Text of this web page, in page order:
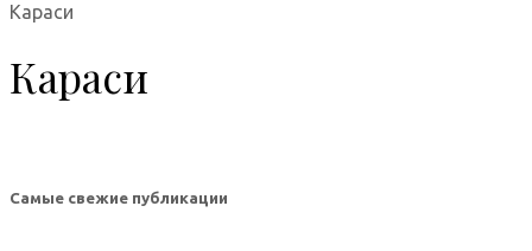
Караси
Караси
Самые свежие публикации